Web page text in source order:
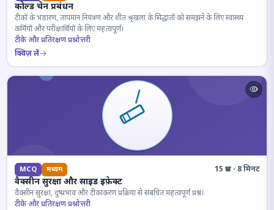
कोल्ड चेन प्रबंधन
टीकों के भंडारण, तापमान नियंत्रण और शीत श्रृंखला के सिद्धांतों को समझने के लिए स्वास्थ्य
कर्मियों और परीक्षार्थियों के लिए महत्वपूर्ण।
टीके और प्रतिरक्षण प्रश्नोत्तरी
क्विज़ लें
MCQ मध्यम 15 प्रश्न · 8 मिनट
वैक्सीन सुरक्षा और साइड इफ़ेक्ट
वैक्सीन सुरक्षा, दुष्प्रभाव और टीकाकरण प्रक्रिया से संबंधित महत्वपूर्ण प्रश्न।
टीके और प्रतिरक्षण प्रश्नोत्तरी